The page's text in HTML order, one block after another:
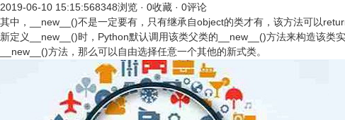
2019-06-10 15:15:568348浏览 · 0收藏 · 0评论
其中，__new__()不是一定要有，只有继承自object的类才有，该方法可以
新定义__new__()时，Python默认调用该类父类的__new__()方法来构造该
__new__()方法，那么可以自由选择任意一个其他的新式类。